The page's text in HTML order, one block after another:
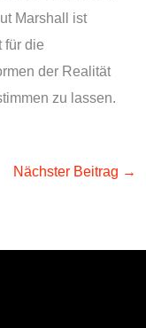
Marshall ist
für die
der Realität
zu lassen.
Nächster Beitrag →